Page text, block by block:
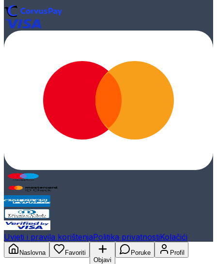
Uvjeti i pravila korištenjaPolitika privatnostiKolačići
Naslovna
Favoriti
Objavi
Poruke Profil